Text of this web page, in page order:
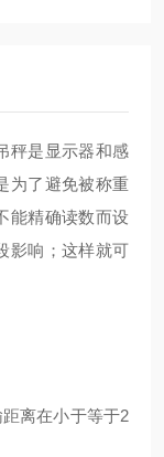
秤是显示器和感
为了避免被称重
能精确读数而设
影响；这样就可
离在小于等于2